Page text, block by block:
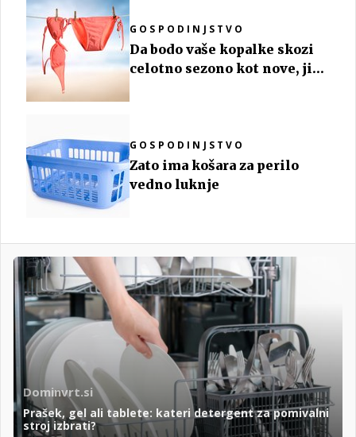
GOSPODINJSTVO
Da bodo vaše kopalke skozi
celotno sezono kot nove, jih
GOSPODINJSTVO
Zato ima košara za perilo
vedno luknje
Dominvrt.si
Prašek, gel ali tablete: kateri detergent za pomivalni
stroj izbrati?